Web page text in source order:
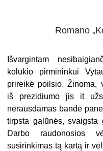
Romano
Išvargintam
kolūkio pirmininkui
prireikė poilsio. Žinoma,
iš prezidiumo jis it
nerausdamas bandė
tirpsta galūnės, svaigsta
Darbo raudonosios
susirinkimas tą kartą ir